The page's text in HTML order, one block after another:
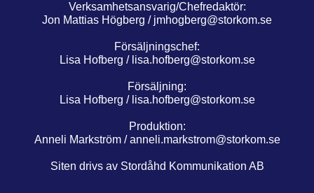
Verksamhetsansvarig/Chefredaktör:
Jon Mattias Högberg / jmhogberg@storkom.se
Försäljningschef:
Lisa Hofberg / lisa.hofberg@storkom.se
Försäljning:
Lisa Hofberg / lisa.hofberg@storkom.se
Produktion:
Anneli Markström /anneli.markstrom@storkom.se
Siten drivs av Stordåhd Kommunikation AB